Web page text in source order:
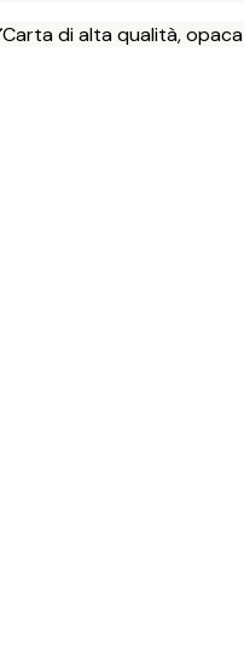
Carta di alta qualità, opaca